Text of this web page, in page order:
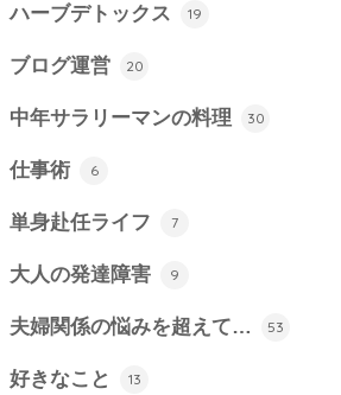
ハーブデトックス 19
ブログ運営 20
中年サラリーマンの料理 30
仕事術 6
単身赴任ライフ 7
大人の発達障害 9
夫婦関係の悩みを超えて… 53
好きなこと 13